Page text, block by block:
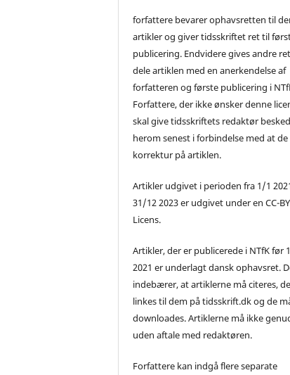
forfattere bevarer ophavsretten til
artikler og giver tidsskriftet ret til
publicering. Endvidere gives andre
dele artiklen med en anerkendelse af
forfatteren og første publicering i
Forfattere, der ikke ønsker denne
skal give tidsskriftets redaktør besked
herom senest i forbindelse med at
korrektur på artiklen.
Artikler udgivet i perioden fra 1/1
31/12 2023 er udgivet under en CC-
Licens.
Artikler, der er publicerede i NTfK før
2021 er underlagt dansk ophavsret.
indebærer, at artiklerne må citeres,
linkes til dem på tidsskrift.dk og de
downloades. Artiklerne må ikke
uden aftale med redaktøren.
Forfattere kan indgå flere separate